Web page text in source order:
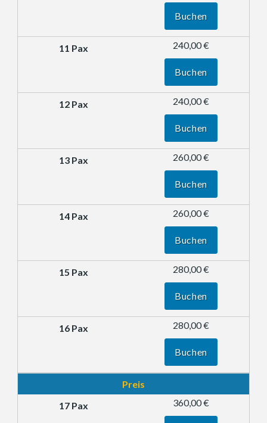
Buchen
240,00 €
Buchen
240,00 €
Buchen
260,00 €
Buchen
260,00 €
Buchen
280,00 €
Buchen
280,00 €
Buchen
Preis
360,00 €